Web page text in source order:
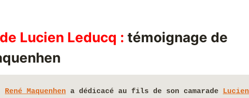
Lucien Leducq : témoignage de
René Maquenhen a dédicacé au fils de son camarade Lucien